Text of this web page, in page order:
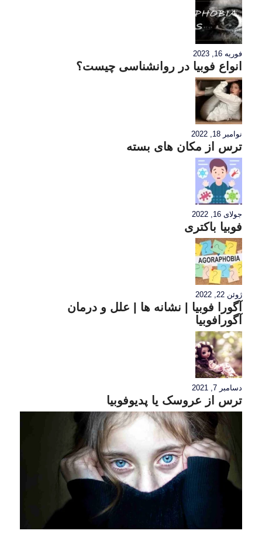
فوریه 16, 2023
انواع فوبیا در روانشناسی چیست؟
نوامبر 18, 2022
ترس از مکان های بسته
جولای 16, 2022
فوبیا باکتری
ژوئن 22, 2022
آگورا فوبیا | نشانه ها | علل و درمان
آگورافوبیا
دسامبر 7, 2021
ترس از عروسک یا پدیوفوبیا